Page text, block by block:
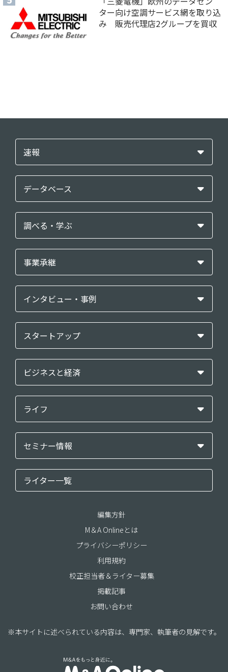
ター向け空調サービス網を取り込
み 販売代理店2グループを買収
速報
データベース
調べる・学ぶ
事業承継
インタビュー・事例
スタートアップ
ビジネスと経済
ライフ
セミナー情報
ライター一覧
編集方針
M＆A Onlineとは
プライバシーポリシー
利用規約
校正担当者＆ライター募集
掲載記事
お問い合わせ
※本サイトに述べられている内容は、専門家、執筆者の見解です。